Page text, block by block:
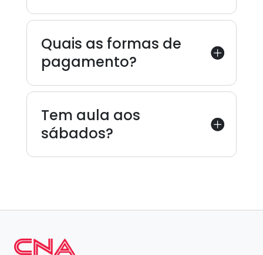
Quais as formas de
pagamento?
Tem aula aos
sábados?